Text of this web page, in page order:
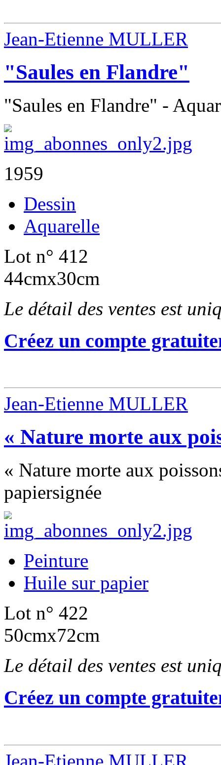
Jean-Etienne MULLER
"Saules en Flandre"
"Saules en Flandre" -
1959
Dessin
Aquarelle
Lot n° 412
44cmx30cm
Le détail des ventes est
Créez un compte
Jean-Etienne MULLER
« Nature morte aux
« Nature morte aux
papiersignée
Peinture
Huile sur papier
Lot n° 422
50cmx72cm
Le détail des ventes est
Créez un compte
Jean-Etienne MULLER